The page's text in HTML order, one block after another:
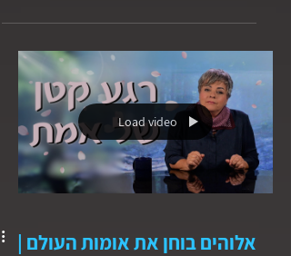
Load video
אלוהים בוחן את אומות העולם |